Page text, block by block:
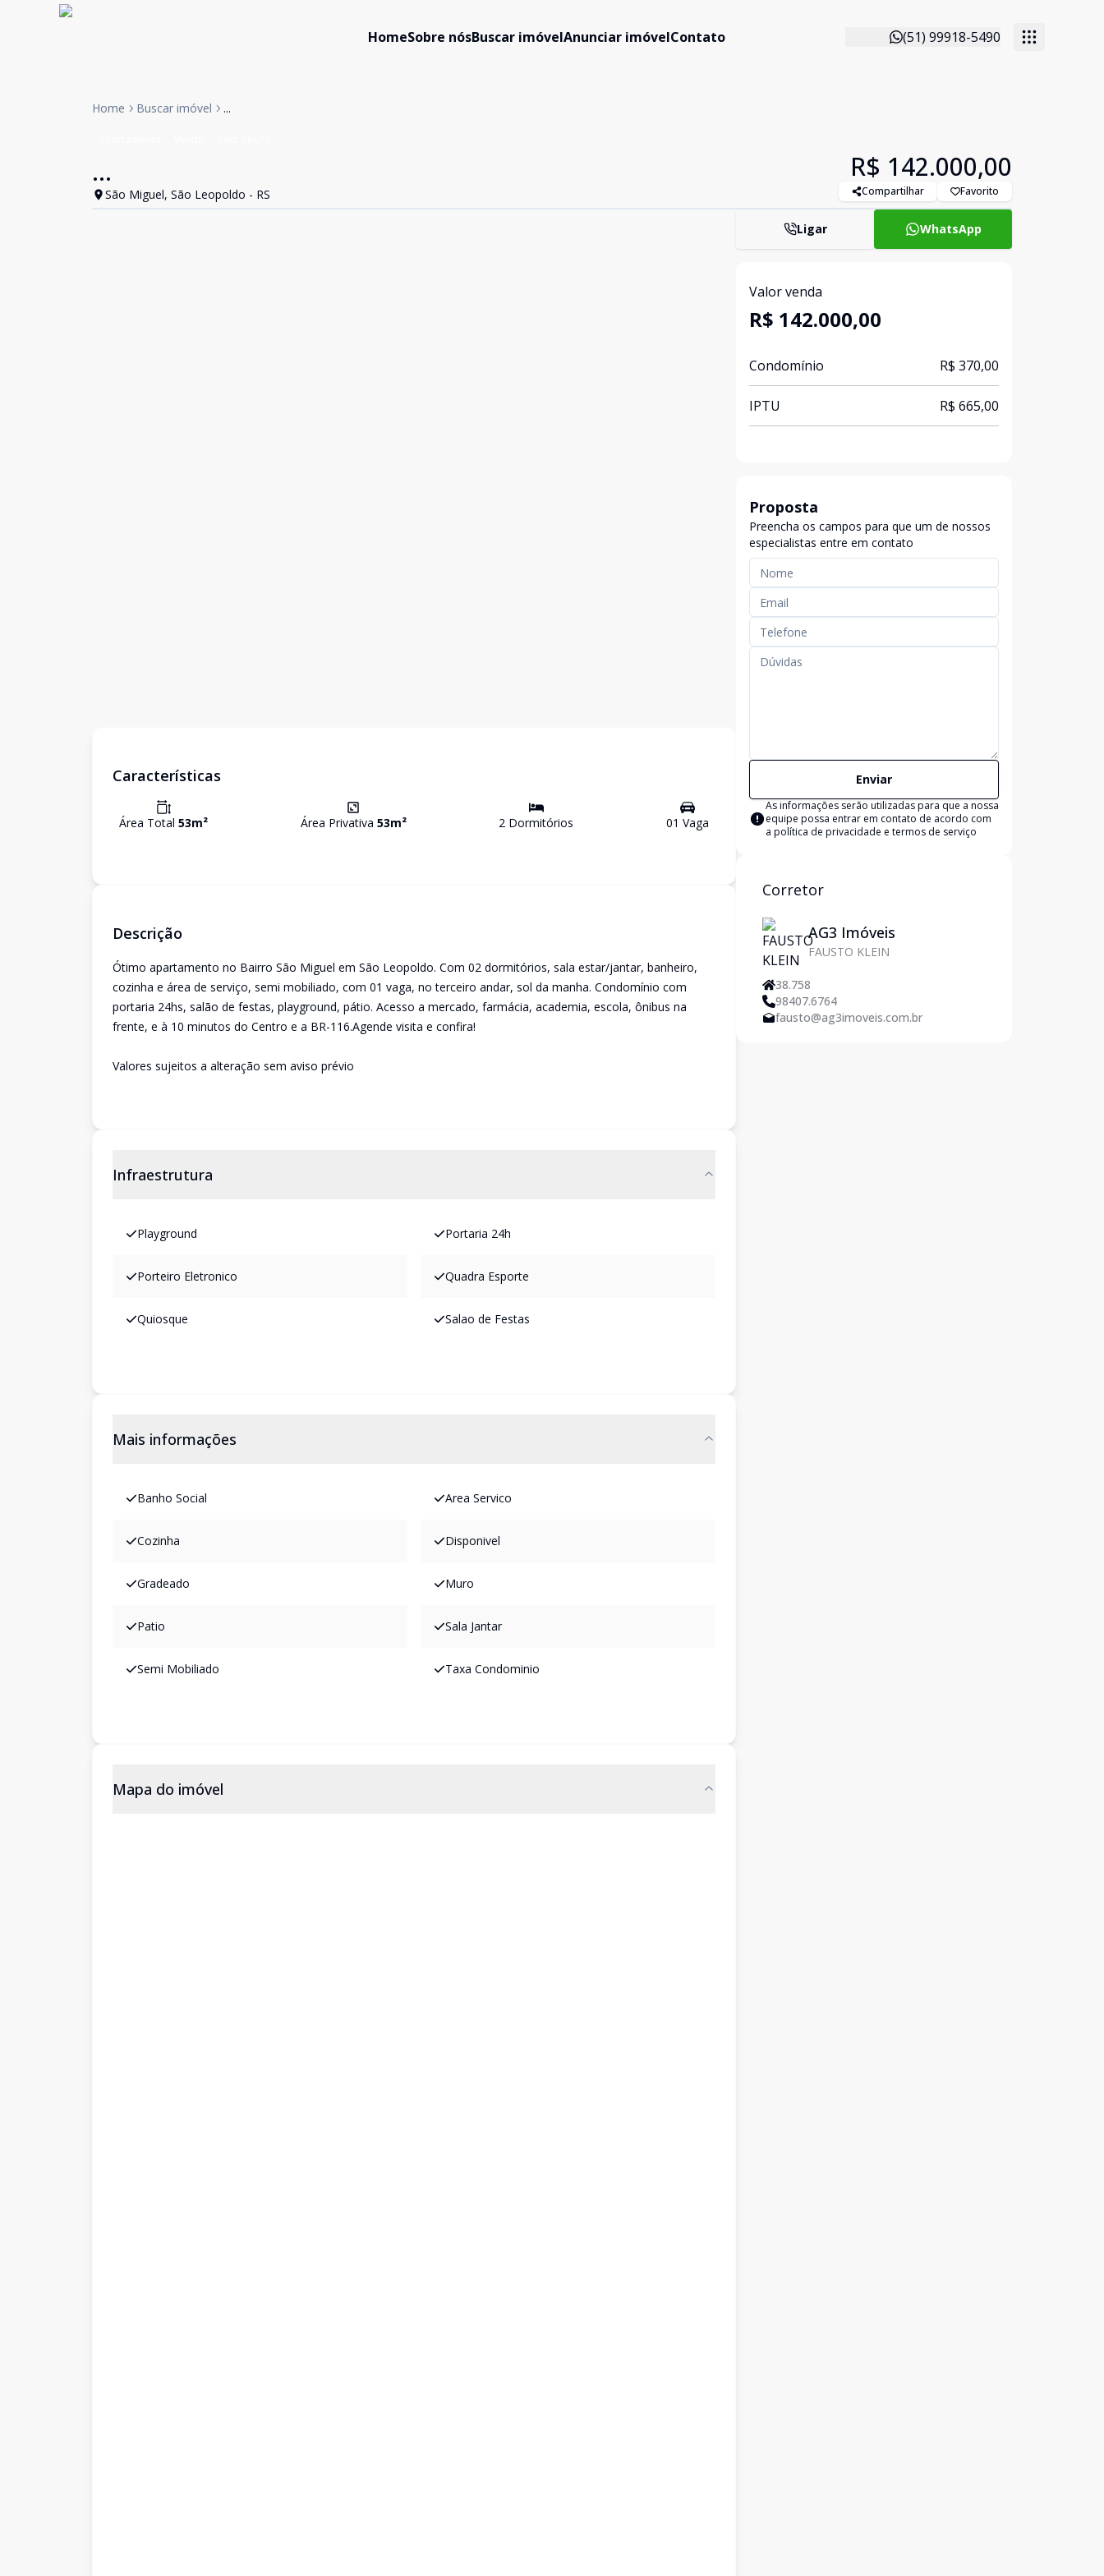
HomeSobre nósBuscar imóvelAnunciar imóvelContato (51) 99918-5490
Home Buscar imóvel ...
...
São Miguel, São Leopoldo - RS
R$ 142.000,00
Compartilhar Favorito
Características
Área Total 53m² Área Privativa 53m² 2 Dormitórios 01 Vaga
Descrição
Ótimo apartamento no Bairro São Miguel em São Leopoldo. Com 02 dormitórios, sala estar/jantar, banheiro,
cozinha e área de serviço, semi mobiliado, com 01 vaga, no terceiro andar, sol da manha. Condomínio com
portaria 24hs, salão de festas, playground, pátio. Acesso a mercado, farmácia, academia, escola, ônibus na
frente, e à 10 minutos do Centro e a BR-116.Agende visita e confira!
Valores sujeitos a alteração sem aviso prévio
Infraestrutura
Playground Portaria 24h
Porteiro Eletronico Quadra Esporte
Quiosque Salao de Festas
Mais informações
Banho Social Area Servico
Cozinha Disponivel
Gradeado Muro
Patio Sala Jantar
Semi Mobiliado Taxa Condominio
Mapa do imóvel
Ligar WhatsApp
Valor venda
R$ 142.000,00
Condomínio R$ 370,00
IPTU R$ 665,00
Proposta
Preencha os campos para que um de nossos
especialistas entre em contato
Enviar
As informações serão utilizadas para que a nossa
equipe possa entrar em contato de acordo com
a política de privacidade e termos de serviço
Corretor
AG3 Imóveis
FAUSTO KLEIN
38.758
98407.6764
fausto@ag3imoveis.com.br